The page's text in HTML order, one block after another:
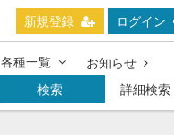
新規登録 ログイン
各種一覧
お知らせ
検索
詳細検索